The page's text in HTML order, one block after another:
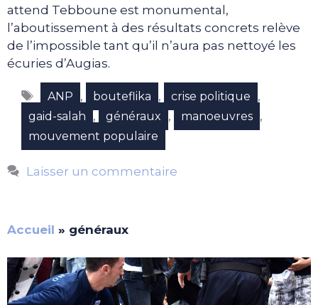
attend Tebboune est monumental,
l’aboutissement à des résultats concrets relève
de l’impossible tant qu’il n’aura pas nettoyé les
écuries d’Augias.
Étiquettes
ANP , bouteflika , crise politique ,
gaid-salah , généraux , manoeuvres ,
mouvement populaire
Laisser un commentaire
Accueil » généraux